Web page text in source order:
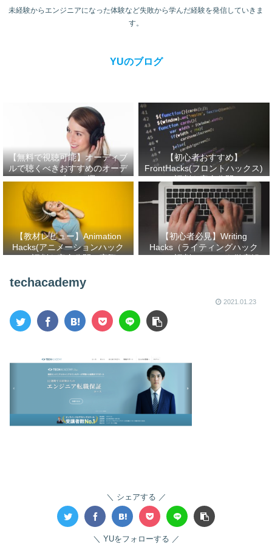
未経験からエンジニアになった体験など失敗から学んだ経験を発信していきま
す。
YUのブログ
【無料で視聴可能】オーディブ
ルで聴くべきおすすめのオーデ
ィオブック3選
【初心者おすすめ】
FrontHacks(フロントハックス)
の評判を完全公開！
【教材レビュー】Animation
Hacks(アニメーションハック
ス)の評判を完全公開！実際に
【初心者必見】Writing
Hacks（ライティングハック
ス）の評判・口コミを徹底解
techacademy
2021.01.23
シェアする
YUをフォローする